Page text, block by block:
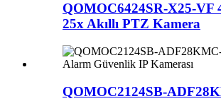
QOMOC6424SR-X25-VF
25x Akıllı PTZ Kamera
QOMOC2124SB-